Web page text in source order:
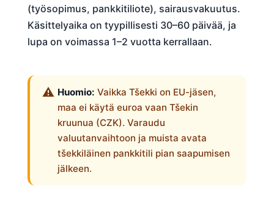
(työsopimus, pankkitiliote), sairausvakuutus.
Käsittelyaika on tyypillisesti 30–60 päivää, ja
lupa on voimassa 1–2 vuotta kerrallaan.
Huomio: Vaikka Tšekki on EU-jäsen,
maa ei käytä euroa vaan Tšekin
kruunua (CZK). Varaudu
valuutanvaihtoon ja muista avata
tšekkiläinen pankkitili pian saapumisen
jälkeen.